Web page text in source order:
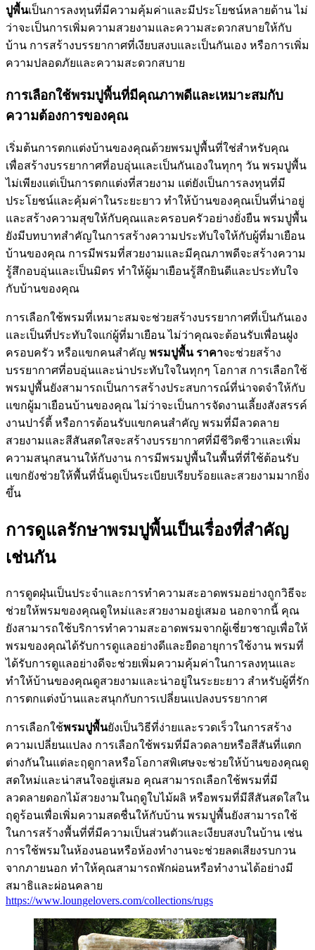
ปูพื้นเป็นการลงทุนที่มีความคุ้มค่าและมีประโยชน์หลายด้าน ไม่
ว่าจะเป็นการเพิ่มความสวยงามและความสะดวกสบายให้กับ
บ้าน การสร้างบรรยากาศที่เงียบสงบและเป็นกันเอง หรือการเพิ่ม
ความปลอดภัยและความสะดวกสบาย
การเลือกใช้พรมปูพื้นที่มีคุณภาพดีและเหมาะสมกับ
ความต้องการของคุณ
เริ่มต้นการตกแต่งบ้านของคุณด้วยพรมปูพื้นที่ใช่สำหรับคุณ
เพื่อสร้างบรรยากาศที่อบอุ่นและเป็นกันเองในทุกๆ วัน พรมปูพื้น
ไม่เพียงแต่เป็นการตกแต่งที่สวยงาม แต่ยังเป็นการลงทุนที่มี
ประโยชน์และคุ้มค่าในระยะยาว ทำให้บ้านของคุณเป็นที่น่าอยู่
และสร้างความสุขให้กับคุณและครอบครัวอย่างยั่งยืน พรมปูพื้น
ยังมีบทบาทสำคัญในการสร้างความประทับใจให้กับผู้ที่มาเยือน
บ้านของคุณ การมีพรมที่สวยงามและมีคุณภาพดีจะสร้างความ
รู้สึกอบอุ่นและเป็นมิตร ทำให้ผู้มาเยือนรู้สึกยินดีและประทับใจ
กับบ้านของคุณ
การเลือกใช้พรมที่เหมาะสมจะช่วยสร้างบรรยากาศที่เป็นกันเอง
และเป็นที่ประทับใจแก่ผู้ที่มาเยือน ไม่ว่าคุณจะต้อนรับเพื่อนฝูง
ครอบครัว หรือแขกคนสำคัญ พรมปูพื้น ราคาจะช่วยสร้าง
บรรยากาศที่อบอุ่นและน่าประทับใจในทุกๆ โอกาส การเลือกใช้
พรมปูพื้นยังสามารถเป็นการสร้างประสบการณ์ที่น่าจดจำให้กับ
แขกผู้มาเยือนบ้านของคุณ ไม่ว่าจะเป็นการจัดงานเลี้ยงสังสรรค์
งานปาร์ตี้ หรือการต้อนรับแขกคนสำคัญ พรมที่มีลวดลาย
สวยงามและสีสันสดใสจะสร้างบรรยากาศที่มีชีวิตชีวาและเพิ่ม
ความสนุกสนานให้กับงาน การมีพรมปูพื้นในพื้นที่ที่ใช้ต้อนรับ
แขกยังช่วยให้พื้นที่นั้นดูเป็นระเบียบเรียบร้อยและสวยงามมากยิ่ง
ขึ้น
การดูแลรักษาพรมปูพื้นเป็นเรื่องที่สำคัญ
เช่นกัน
การดูดฝุ่นเป็นประจำและการทำความสะอาดพรมอย่างถูกวิธีจะ
ช่วยให้พรมของคุณดูใหม่และสวยงามอยู่เสมอ นอกจากนี้ คุณ
ยังสามารถใช้บริการทำความสะอาดพรมจากผู้เชี่ยวชาญเพื่อให้
พรมของคุณได้รับการดูแลอย่างดีและยืดอายุการใช้งาน พรมที่
ได้รับการดูแลอย่างดีจะช่วยเพิ่มความคุ้มค่าในการลงทุนและ
ทำให้บ้านของคุณดูสวยงามและน่าอยู่ในระยะยาว สำหรับผู้ที่รัก
การตกแต่งบ้านและสนุกกับการเปลี่ยนแปลงบรรยากาศ
การเลือกใช้พรมปูพื้นยังเป็นวิธีที่ง่ายและรวดเร็วในการสร้าง
ความเปลี่ยนแปลง การเลือกใช้พรมที่มีลวดลายหรือสีสันที่แตก
ต่างกันในแต่ละฤดูกาลหรือโอกาสพิเศษจะช่วยให้บ้านของคุณดู
สดใหม่และน่าสนใจอยู่เสมอ คุณสามารถเลือกใช้พรมที่มี
ลวดลายดอกไม้สวยงามในฤดูใบไม้ผลิ หรือพรมที่มีสีสันสดใสใน
ฤดูร้อนเพื่อเพิ่มความสดชื่นให้กับบ้าน พรมปูพื้นยังสามารถใช้
ในการสร้างพื้นที่ที่มีความเป็นส่วนตัวและเงียบสงบในบ้าน เช่น
การใช้พรมในห้องนอนหรือห้องทำงานจะช่วยลดเสียงรบกวน
จากภายนอก ทำให้คุณสามารถพักผ่อนหรือทำงานได้อย่างมี
สมาธิและผ่อนคลาย
https://www.loungelovers.com/collections/rugs